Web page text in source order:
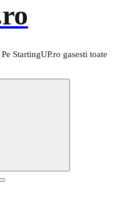
StartingUP.ro gasesti toate